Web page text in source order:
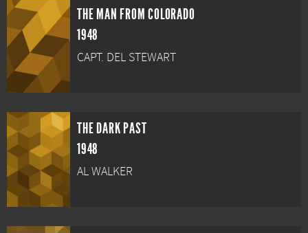
THE MAN FROM COLORADO
1948
CAPT. DEL STEWART
THE DARK PAST
1948
AL WALKER